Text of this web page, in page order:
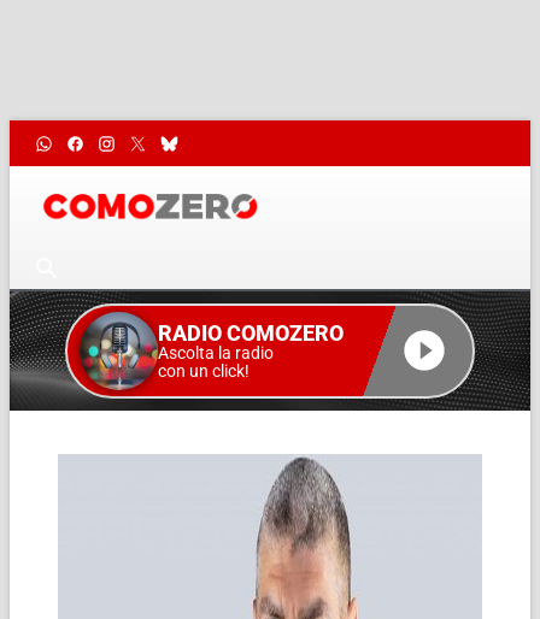
RADIO COMOZERO
Ascolta la radio
con un click!